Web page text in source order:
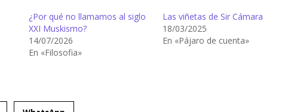
¿Por qué no llamamos al siglo
XXI Muskismo?
14/07/2026
En «Filosofia»
Las viñetas de Sir Cámara
18/03/2025
En «Pájaro de cuenta»